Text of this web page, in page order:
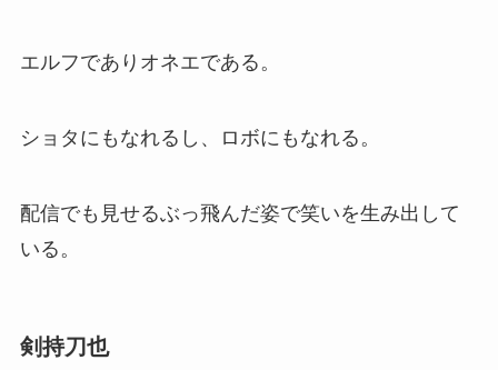
エルフでありオネエである。
ショタにもなれるし、ロボにもなれる。
配信でも見せるぶっ飛んだ姿で笑いを生み出して
いる。
剣持刀也